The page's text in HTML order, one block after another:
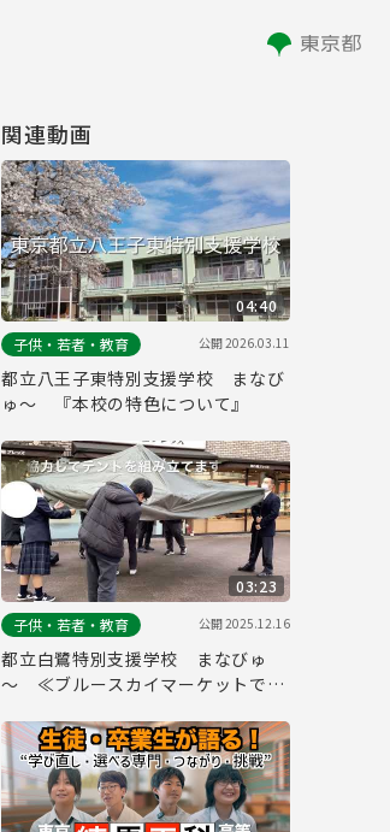
関連動画
04:40
子供・若者・教育
公開2026.03.11
都立八王子東特別支援学校 まなび
ゅ～ 『本校の特色について』
03:23
子供・若者・教育
公開2025.12.16
都立白鷺特別支援学校 まなびゅ
～ ≪ブルースカイマーケットでの